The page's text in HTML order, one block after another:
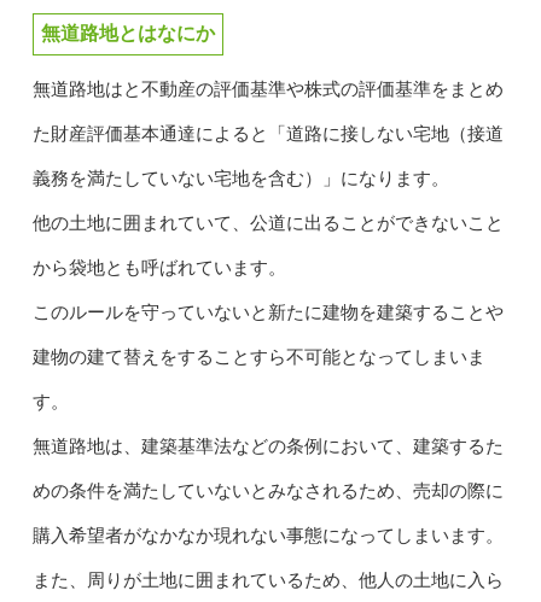
無道路地とはなにか
無道路地はと不動産の評価基準や株式の評価基準をまとめ
た財産評価基本通達によると「道路に接しない宅地（接道
義務を満たしていない宅地を含む）」になります。
他の土地に囲まれていて、公道に出ることができないこと
から袋地とも呼ばれています。
このルールを守っていないと新たに建物を建築することや
建物の建て替えをすることすら不可能となってしまいま
す。
無道路地は、建築基準法などの条例において、建築するた
めの条件を満たしていないとみなされるため、売却の際に
購入希望者がなかなか現れない事態になってしまいます。
また、周りが土地に囲まれているため、他人の土地に入ら